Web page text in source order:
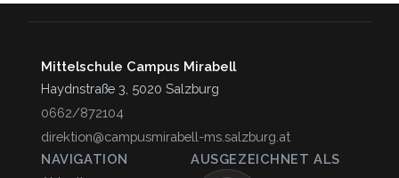
Mittelschule Campus Mirabell
Haydnstraße 3, 5020 Salzburg
0662/872104
direktion@campusmirabell-ms.salzburg.at
NAVIGATION
AUSGEZEICHNET ALS